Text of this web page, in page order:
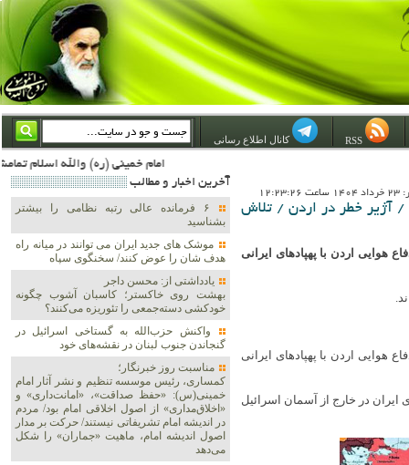
کانال اطلاع رسانی
امام خمینی (ره) والله اسلام تمامش سیاست است؛ ***** امام شهید: به گفتار امام و کردار امام اهتمام بورزید ***** امام خمینی(ره): ان شاء الله ما اندوه دلمان را در وقت مناسب با انتقام از امریکا و آل سعود برطرف خواهیم ساخت و داغ و حسرت حلاوت این جنایت بزرگ را بر دلشان خواهیم نهاد 1367/4/29 ***** امام
/ آژیر خطر در اردن / تلاش
هوایی اردن با پهپادهای ایرانی
هوایی اردن با پهپادهای ایرانی
ایران در خارج از آسمان اسرائیل
آخرين اخبار و مطالب
۶ فرمانده عالی رتبه نظامی را بیشتر
بشناسید
موشک های جدید ایران می توانند در میانه راه
هدف شان را عوض کنند/ سخنگوی سپاه
یادداشتی از: محسن داجر
بهشت روی خاکستر؛ کاسبان آشوب چگونه
خودکشی دسته‌جمعی را تئوریزه می‌کنند؟
واکنش حزب‌الله به گستاخی اسرائیل در
گنجاندن جنوب لبنان در نقشه‌های خود
مناسبت روز خبرنگار؛
کمساری، رئیس موسسه تنظیم و نشر آثار امام
خمینی(س): «حفظ صداقت»، «امانت‌داری» و
«اخلاق‌مداری» از اصول اخلاقی امام بود/ مردم
در اندیشه امام تشریفاتی نیستند/ حرکت بر مدار
اصول اندیشه امام، ماهیت «جماران» را شکل
می‌دهد